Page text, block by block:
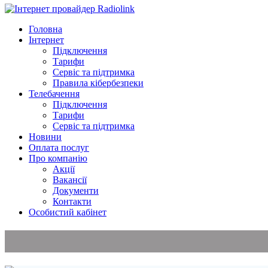
Головна
Інтернет
Підключення
Тарифи
Сервіс та підтримка
Правила кібербезпеки
Телебачення
Підключення
Тарифи
Сервіс та підтримка
Новини
Оплата послуг
Про компанію
Акції
Вакансії
Документи
Контакти
Особистий кабінет